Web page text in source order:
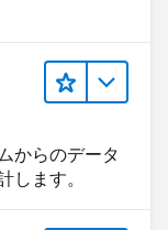
からのデータ
します。